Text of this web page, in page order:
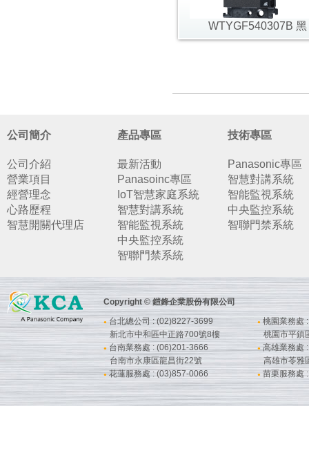
WTYGF540307B 黑
公司簡介
公司介紹
營業項目
經營理念
心路歷程
智慧開關代理店
產品專區
最新活動
Panasoinc專區
IoT智慧家庭系統
智慧對講系統
智能監視系統
中央監控系統
智聯門禁系統
技術專區
Panasonic專區
智慧對講系統
智能監視系統
中央監控系統
智聯門禁系統
Copyright © 鎧鋒企業股份有限公司
●台北總公司 : (02)8227-3699
新北市中和區中正路700號8樓
● 桃園業務處
桃園市平鎮
● 台南業務處 : (06)201-3666
台南市永康區龍昌街22號
●高雄業務處
高雄市苓雅
●花蓮服務處 : (03)857-0066 ● 苗栗服務處